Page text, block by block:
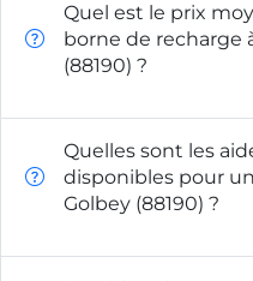
Quel est le prix
borne de recharge
(88190) ?
Quelles sont les
disponibles pour
Golbey (88190) ?